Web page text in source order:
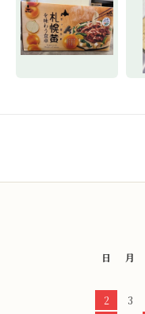
日
月
2
3